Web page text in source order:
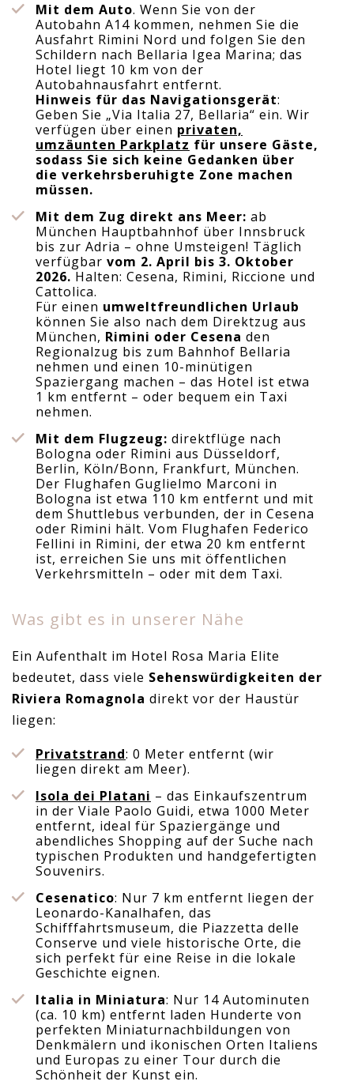
Mit dem Auto. Wenn Sie von der
Autobahn A14 kommen, nehmen Sie die
Ausfahrt Rimini Nord und folgen Sie den
Schildern nach Bellaria Igea Marina; das
Hotel liegt 10 km von der
Autobahnausfahrt entfernt.
Hinweis für das Navigationsgerät:
Geben Sie „Via Italia 27, Bellaria“ ein. Wir
verfügen über einen privaten,
umzäunten Parkplatz für unsere Gäste,
sodass Sie sich keine Gedanken über
die verkehrsberuhigte Zone machen
müssen.
Mit dem Zug direkt ans Meer: ab
München Hauptbahnhof über Innsbruck
bis zur Adria – ohne Umsteigen! Täglich
verfügbar vom 2. April bis 3. Oktober
2026. Halten: Cesena, Rimini, Riccione und
Cattolica.
Für einen umweltfreundlichen Urlaub
können Sie also nach dem Direktzug aus
München, Rimini oder Cesena den
Regionalzug bis zum Bahnhof Bellaria
nehmen und einen 10-minütigen
Spaziergang machen – das Hotel ist etwa
1 km entfernt – oder bequem ein Taxi
nehmen.
Mit dem Flugzeug: direktflüge nach
Bologna oder Rimini aus Düsseldorf,
Berlin, Köln/Bonn, Frankfurt, München.
Der Flughafen Guglielmo Marconi in
Bologna ist etwa 110 km entfernt und mit
dem Shuttlebus verbunden, der in Cesena
oder Rimini hält. Vom Flughafen Federico
Fellini in Rimini, der etwa 20 km entfernt
ist, erreichen Sie uns mit öffentlichen
Verkehrsmitteln – oder mit dem Taxi.
Was gibt es in unserer Nähe
Ein Aufenthalt im Hotel Rosa Maria Elite
bedeutet, dass viele Sehenswürdigkeiten der
Riviera Romagnola direkt vor der Haustür
liegen:
Privatstrand: 0 Meter entfernt (wir
liegen direkt am Meer).
Isola dei Platani – das Einkaufszentrum
in der Viale Paolo Guidi, etwa 1000 Meter
entfernt, ideal für Spaziergänge und
abendliches Shopping auf der Suche nach
typischen Produkten und handgefertigten
Souvenirs.
Cesenatico: Nur 7 km entfernt liegen der
Leonardo-Kanalhafen, das
Schifffahrtsmuseum, die Piazzetta delle
Conserve und viele historische Orte, die
sich perfekt für eine Reise in die lokale
Geschichte eignen.
Italia in Miniatura: Nur 14 Autominuten
(ca. 10 km) entfernt laden Hunderte von
perfekten Miniaturnachbildungen von
Denkmälern und ikonischen Orten Italiens
und Europas zu einer Tour durch die
Schönheit der Kunst ein.